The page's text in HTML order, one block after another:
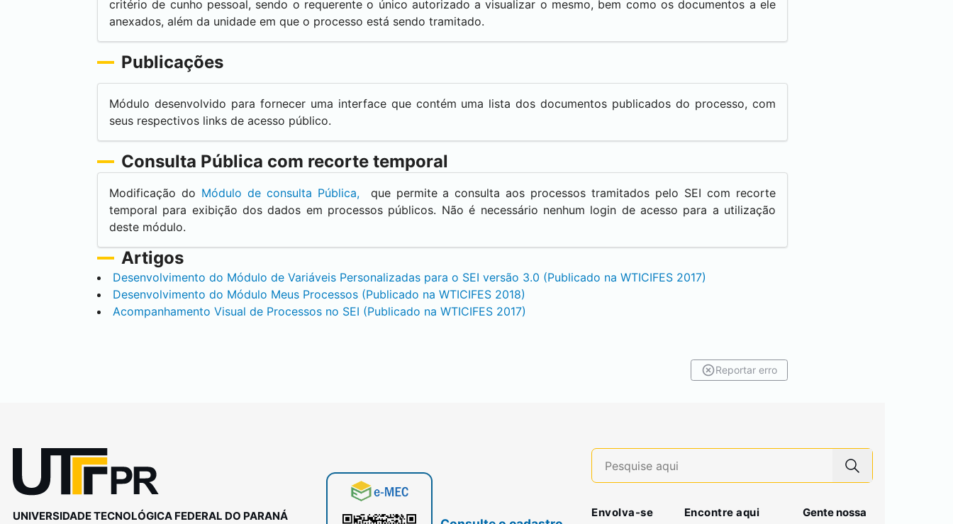
critério de cunho pessoal, sendo o requerente o único autorizado a visualizar o mesmo, bem como os documentos a ele
anexados, além da unidade em que o processo está sendo tramitado.
Publicações
Módulo desenvolvido para fornecer uma interface que contém uma lista dos documentos publicados do processo, com
seus respectivos links de acesso público.
Consulta Pública com recorte temporal
Modificação do Módulo de consulta Pública, que permite a consulta aos processos tramitados pelo SEI com recorte
temporal para exibição dos dados em processos públicos. Não é necessário nenhum login de acesso para a utilização
deste módulo.
Artigos
Desenvolvimento do Módulo de Variáveis Personalizadas para o SEI versão 3.0 (Publicado na WTICIFES 2017)
Desenvolvimento do Módulo Meus Processos (Publicado na WTICIFES 2018)
Acompanhamento Visual de Processos no SEI (Publicado na WTICIFES 2017)
Reportar erro
UNIVERSIDADE TECNOLÓGICA FEDERAL DO PARANÁ Envolva-se Encontre aqui Gente nossa